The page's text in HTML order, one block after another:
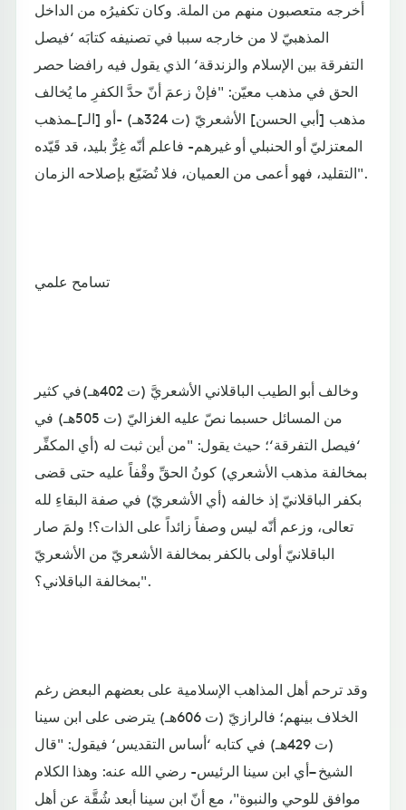
أخرجه متعصبون منهم من الملة. وكان تكفيرُه من الداخل
المذهبيّ لا من خارجه سببا في تصنيفه كتابَه ‘فيصل
التفرقة بين الإسلام والزندقة‘ الذي يقول فيه رافضا حصر
الحق في مذهب معيّن: "فإنْ زعمَ أنّ حدَّ الكفرِ ما يُخالف
مذهب [أبي الحسن] الأشعريّ (ت 324هـ) -أو [الـ]ـمذهب
المعتزليّ أو الحنبلي أو غيرهم- فاعلم أنّه غِرٌّ بليد، قد قَيّده
التقليد، فهو أعمى من العميان، فلا تُضَيّع بإصلاحه الزمان".
تسامح علمي
وخالف أبو الطيب الباقلاني الأشعريَّ (ت 402هـ)في كثير
من المسائل حسبما نصّ عليه الغزاليّ (ت 505هـ) في
‘فيصل التفرقة‘؛ حيث يقول: "من أين ثبت له (أي المكفِّر
بمخالفة مذهب الأشعري) كونُ الحقِّ وقْفاً عليه حتى قضى
بكفر الباقلانيّ إذ خالفه (أي الأشعريّ) في صفة البقاءِ لله
تعالى، وزعم أنّه ليس وصفاً زائداً على الذات؟! ولمَ صار
الباقلانيّ أولى بالكفر بمخالفة الأشعريّ من الأشعريّ
بمخالفة الباقلاني؟".
وقد ترحم أهل المذاهب الإسلامية على بعضهم البعض رغم
الخلاف بينهم؛ فالرازيّ (ت 606هـ) يترضى على ابن سينا
(ت 429هـ) في كتابه ‘أساس التقديس‘ فيقول: "قال
الشيخ –أي ابن سينا الرئيس- رضي الله عنه: وهذا الكلام
موافق للوحي والنبوة"، مع أنّ ابن سينا أبعد شُقَّة عن أهل